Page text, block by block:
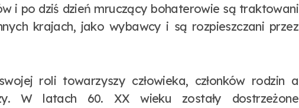
i po dziś dzień mruczący bohaterowie są traktowani
krajach, jako wybawcy i są rozpieszczani przez
roli towarzyszy człowieka, członków rodzin a
W latach 60. XX wieku zostały dostrzeżone